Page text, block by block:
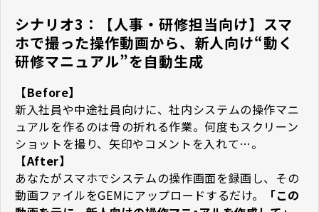
シナリオ3：【人事・研修担当向け】スマ
ホで撮った操作動画から、新人向け“動く
研修マニュアル”を自動生成
【Before】
新入社員や中途社員向けに、社内システムの操作マニ
ュアルを作るのは骨の折れる作業。何度もスクリーン
ショットを撮り、矢印やコメントを入れて…。
【After】
あなたがスマホでシステムの操作画面を録画し、その
動画ファイルをGEMにアップロードするだけ。
「この